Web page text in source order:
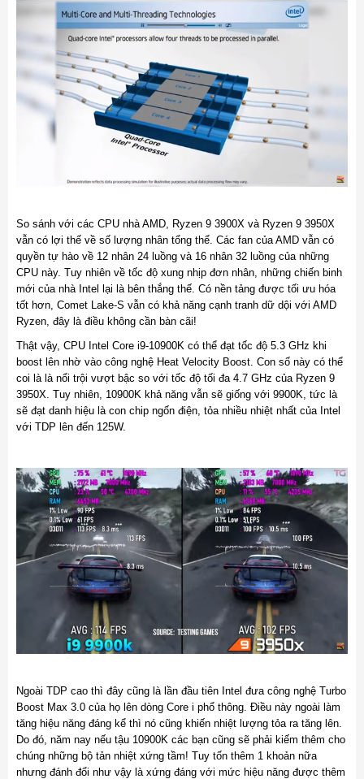
So sánh với các CPU nhà AMD, Ryzen 9 3900X và Ryzen 9 3950X
vẫn có lợi thế về số lượng nhân tổng thể. Các fan của AMD vẫn có
quyền tự hào về 12 nhân 24 luồng và 16 nhân 32 luồng của những
CPU này. Tuy nhiên về tốc độ xung nhịp đơn nhân, những chiến binh
mới của nhà Intel lại là bên thắng thế. Có nền tảng được tối ưu hóa
tốt hơn, Comet Lake-S vẫn có khả năng cạnh tranh dữ dội với AMD
Ryzen, đây là điều không cần bàn cãi!
Thật vậy, CPU Intel Core i9-10900K có thể đạt tốc độ 5.3 GHz khi
boost lên nhờ vào công nghệ Heat Velocity Boost. Con số này có thể
coi là là nổi trội vượt bậc so với tốc độ tối đa 4.7 GHz của Ryzen 9
3950X. Tuy nhiên, 10900K khả năng vẫn sẽ giống với 9900K, tức là
sẽ đạt danh hiệu là con chip ngốn điện, tỏa nhiều nhiệt nhất của Intel
với TDP lên đến 125W.
Ngoài TDP cao thì đây cũng là lần đầu tiên Intel đưa công nghệ Turbo
Boost Max 3.0 của họ lên dòng Core i phổ thông. Điều này ngoài làm
tăng hiệu năng đáng kể thì nó cũng khiến nhiệt lượng tỏa ra tăng lên.
Do đó, năm nay nếu tậu 10900K các bạn cũng sẽ phải kiếm thêm cho
chúng những bộ tản nhiệt xứng tầm! Tuy tốn thêm 1 khoản nữa
nhưng đánh đổi như vậy là xứng đáng với mức hiệu năng được thêm